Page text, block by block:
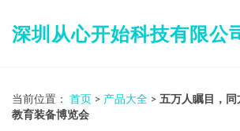
深圳从心开始科技有限公
当前位置： 首页 > 产品大全 > 五万人瞩目，
教育装备博览会